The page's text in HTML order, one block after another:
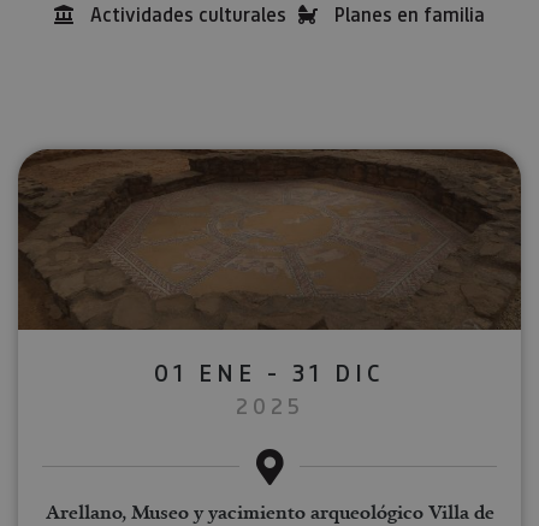
Actividades culturales Planes en familia
01 ENE - 31 DIC
2025
Arellano, Museo y yacimiento arqueológico Villa de